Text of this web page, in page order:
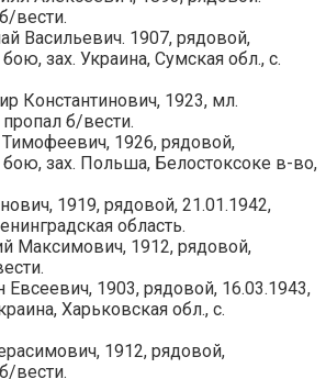
вести.
Васильевич. 1907, рядовой,
зах. Украина, Сумская обл., с.
Константинович, 1923, мл.
пропал б/вести.
1926, рядовой,
бою, зах. Польша, Белостоксоке в-во,
1919, рядовой, 21.01.1942,
область.
1912, рядовой,
1903, рядовой, 16.03.1943,
Харьковская обл., с.
1912, рядовой,
вести.